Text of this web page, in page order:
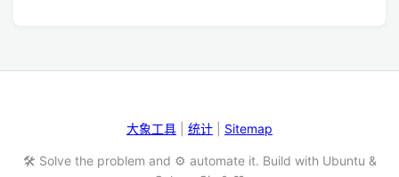
大象工具 统计 Sitemap
🛠️ Solve the problem and ⚙️ automate it. Build with Ubuntu &